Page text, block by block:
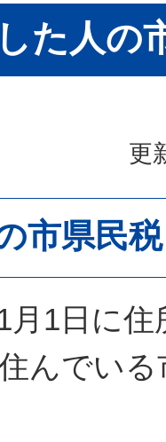
た人の
更
市県民税
月1日に
んでい